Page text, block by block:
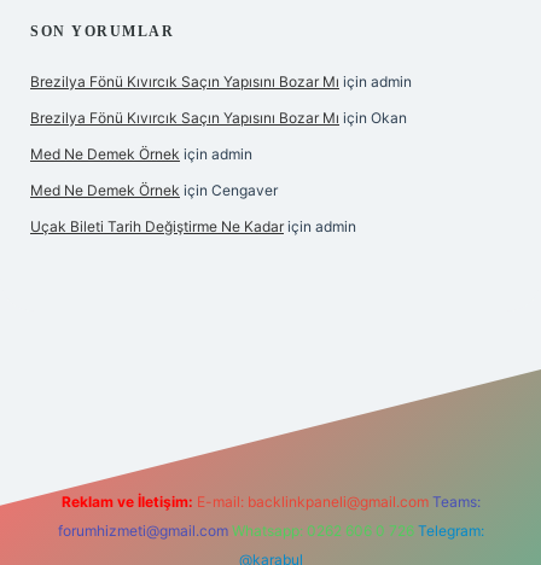
SON YORUMLAR
Brezilya Fönü Kıvırcık Saçın Yapısını Bozar Mı için admin
Brezilya Fönü Kıvırcık Saçın Yapısını Bozar Mı için Okan
Med Ne Demek Örnek için admin
Med Ne Demek Örnek için Cengaver
Uçak Bileti Tarih Değiştirme Ne Kadar için admin
Reklam ve İletişim: E-mail: backlinkpaneli@gmail.com Teams:
forumhizmeti@gmail.com Whatsapp: 0262 606 0 726 Telegram:
@karabul